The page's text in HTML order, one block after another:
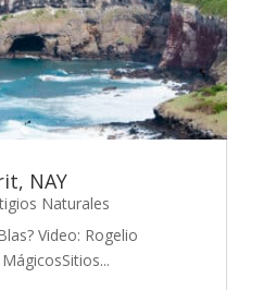
NAY
Naturales
Video: Rogelio